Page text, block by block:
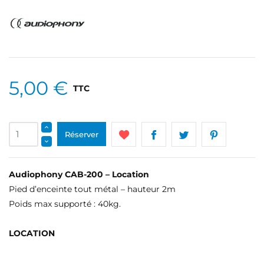
5,00 € TTC
Réserver
Audiophony CAB-200 – Location
Pied d’enceinte tout métal – hauteur 2m
Poids max supporté : 40kg.
LOCATION